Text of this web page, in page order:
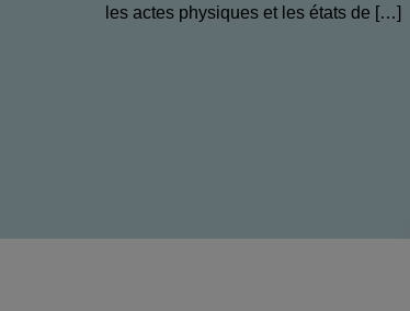
les actes physiques et les états de […]